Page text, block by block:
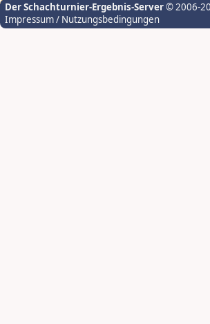
Der Schachturnier-Ergebnis-Server© 2006-
Impressum / Nutzungsbedingungen